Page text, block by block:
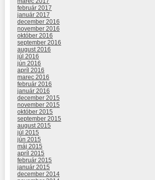
február 2017
január 2017
december 2016
november 2016
október 2016
september 2016
august 2016
júl 2016
jún 2016
apríl 2016
marec 2016
február 2016
január 2016
december 2015
november 2015
október 2015
september 2015
august 2015
júl 2015
jún 2015
máj 2015
apríl 2015
február 2015
január 2015
december 2014